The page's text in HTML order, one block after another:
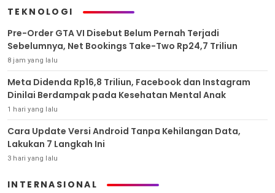
TEKNOLOGI
Pre-Order GTA VI Disebut Belum Pernah Terjadi
Sebelumnya, Net Bookings Take-Two Rp24,7 Triliun
8 jam yang lalu
Meta Didenda Rp16,8 Triliun, Facebook dan Instagram
Dinilai Berdampak pada Kesehatan Mental Anak
1 hari yang lalu
Cara Update Versi Android Tanpa Kehilangan Data,
Lakukan 7 Langkah Ini
3 hari yang lalu
INTERNASIONAL